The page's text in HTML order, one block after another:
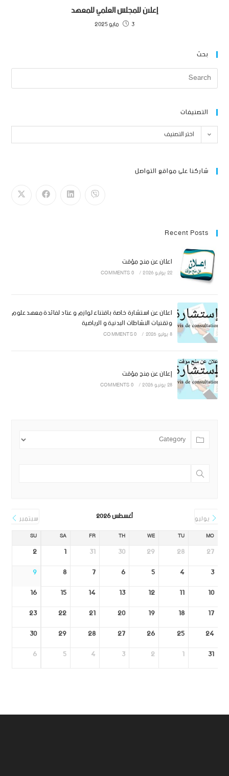
إعلان للمجلس العلمي للمعهد
3 مايو 2025
بحث
التصنيفات
اختر التصنيف
شاركنا على مواقع التواصل
Recent Posts
اعلان عن منح مؤقت
22 يوليو 2026 /
0 COMMENTS
اعلان عن استشارة خاصة باقتناء لوازم و عتاد لفائدة معهد علوم
وتقنيات النشاطات البدنية و الرياضية
8 يوليو 2026 /
0 COMMENTS
إعلان عن منح مؤقت
28 يونيو 2026 /
0 COMMENTS
يوليو أغسطس 2026 سبتمبر
MO
TU
WE
TH
FR
SA
SU
27
28
29
30
31
1
2
3
4
5
6
7
8
9
10
11
12
13
14
15
16
17
18
19
20
21
22
23
24
25
26
27
28
29
30
31
1
2
3
4
5
6